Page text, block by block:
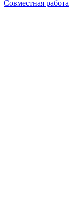
Совместная работа